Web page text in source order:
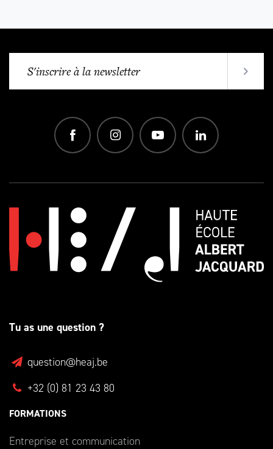
Tu as une question ?
question@heaj.be
+32 (0) 81 23 43 80
FORMATIONS
Entreprise et communication